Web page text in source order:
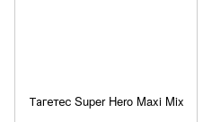
Тагетес Super Hero Maxi Mix